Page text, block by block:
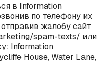
в Information
по телефону их
отправив жалобу сайт
spam-texts/ или
Information
House, Water Lane,